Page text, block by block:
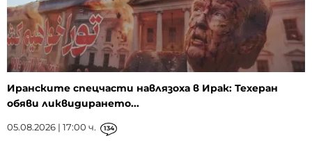
Иранските спецчасти навлязоха в Ирак: Техеран
обяви ликвидирането...
05.08.2026 | 17:00 ч. 134